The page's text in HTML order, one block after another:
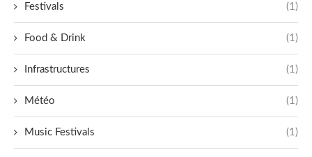
Festivals (1)
Food & Drink (1)
Infrastructures (1)
Météo (1)
Music Festivals (1)